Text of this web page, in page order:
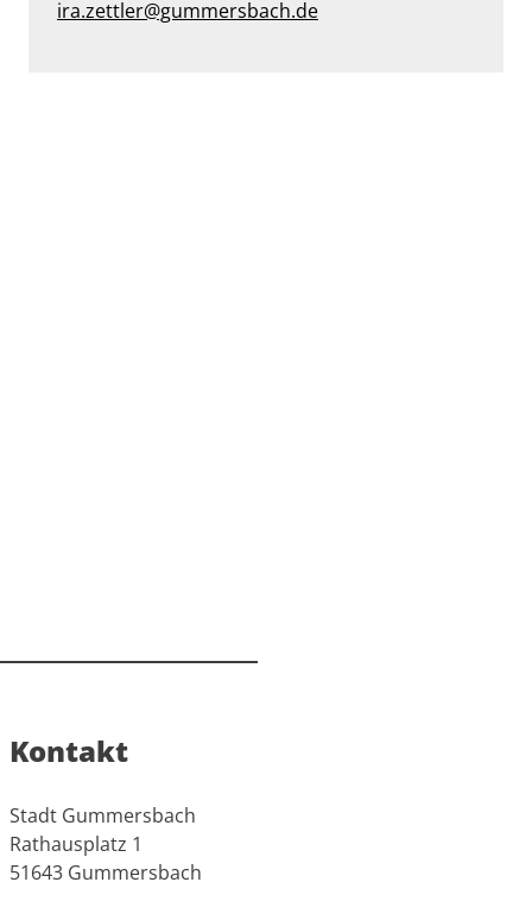
ira.zettler@gummersbach.de
Kontakt
Stadt Gummersbach
Rathausplatz 1
51643 Gummersbach